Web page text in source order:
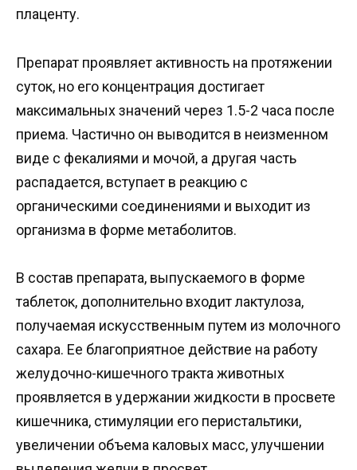
плаценту.
Препарат проявляет активность на протяжении
суток, но его концентрация достигает
максимальных значений через 1.5-2 часа после
приема. Частично он выводится в неизменном
виде с фекалиями и мочой, а другая часть
распадается, вступает в реакцию с
органическими соединениями и выходит из
организма в форме метаболитов.
В состав препарата, выпускаемого в форме
таблеток, дополнительно входит лактулоза,
получаемая искусственным путем из молочного
сахара. Ее благоприятное действие на работу
желудочно-кишечного тракта животных
проявляется в удержании жидкости в просвете
кишечника, стимуляции его перистальтики,
увеличении объема каловых масс, улучшении